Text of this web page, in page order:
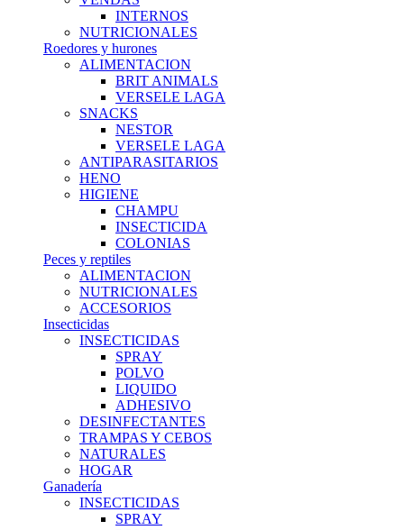
INTERNOS
NUTRICIONALES
Roedores y hurones
ALIMENTACION
BRIT ANIMALS
VERSELE LAGA
SNACKS
NESTOR
VERSELE LAGA
ANTIPARASITARIOS
HENO
HIGIENE
CHAMPU
INSECTICIDA
COLONIAS
Peces y reptiles
ALIMENTACION
NUTRICIONALES
ACCESORIOS
Insecticidas
INSECTICIDAS
SPRAY
POLVO
LIQUIDO
ADHESIVO
DESINFECTANTES
TRAMPAS Y CEBOS
NATURALES
HOGAR
Ganadería
INSECTICIDAS
SPRAY